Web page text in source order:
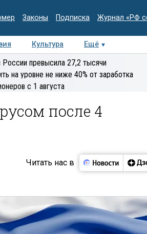
Законы Подписка Журнал «РФ
Культура Ещё
Интервью Колумнисты
превысила 27,2 тысячи
на уровне не ниже 40% от заработка
с 1 августа
после 4
Читать нас в